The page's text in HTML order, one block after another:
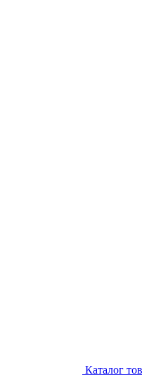
Каталог